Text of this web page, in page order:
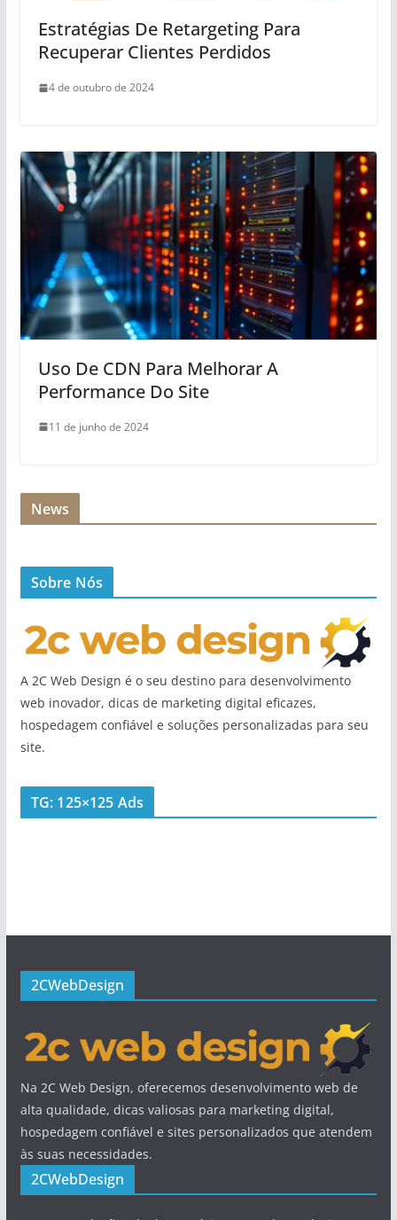
Estratégias De Retargeting Para
Recuperar Clientes Perdidos
4 de outubro de 2024
Uso De CDN Para Melhorar A
Performance Do Site
11 de junho de 2024
News
Sobre Nós
A 2C Web Design é o seu destino para desenvolvimento
web inovador, dicas de marketing digital eficazes,
hospedagem confiável e soluções personalizadas para seu
site.
TG: 125×125 Ads
2CWebDesign
Na 2C Web Design, oferecemos desenvolvimento web de
alta qualidade, dicas valiosas para marketing digital,
hospedagem confiável e sites personalizados que atendem
às suas necessidades.
2CWebDesign